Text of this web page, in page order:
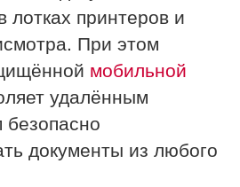
лотках принтеров и
При этом
мобильной
удалённым
безопасно
документы из любого